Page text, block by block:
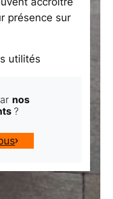
présence sur
utilités
nos
?